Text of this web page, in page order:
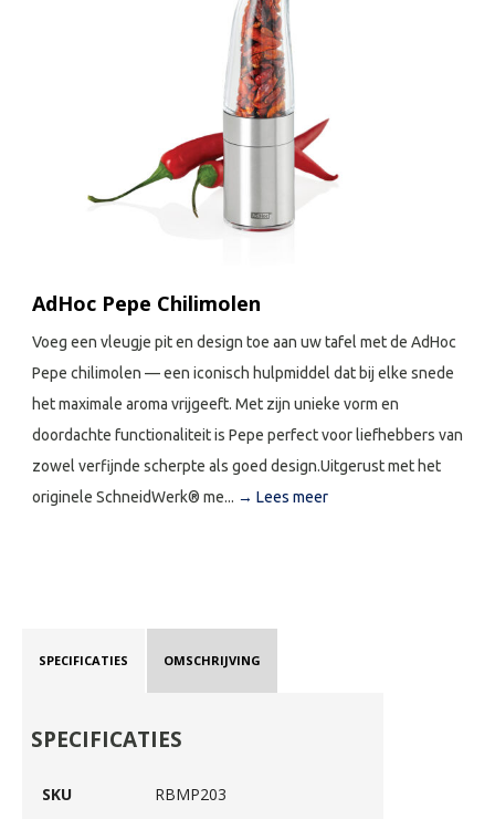
AdHoc Pepe Chilimolen
Voeg een vleugje pit en design toe aan uw tafel met de AdHoc
Pepe chilimolen — een iconisch hulpmiddel dat bij elke snede
het maximale aroma vrijgeeft. Met zijn unieke vorm en
doordachte functionaliteit is Pepe perfect voor liefhebbers van
zowel verfijnde scherpte als goed design.Uitgerust met het
originele SchneidWerk® me... → Lees meer
SPECIFICATIES OMSCHRIJVING
SPECIFICATIES
SKU RBMP203